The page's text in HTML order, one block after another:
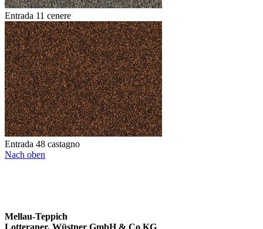
Entrada 11 cenere
Entrada 48 castagno
Nach oben
Mellau-Teppich